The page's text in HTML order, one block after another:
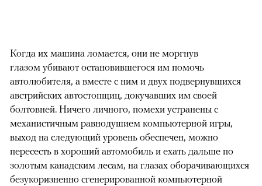
Когда их машина ломается, они не моргнув
глазом убивают остановившегося им помочь
автолюбителя, а вместе с ним и двух подвернувшихся
австрийских автостопщиц, докучавших им своей
болтовней. Ничего личного, помехи устранены с
механистичным равнодушием компьютерной игры,
выход на следующий уровень обеспечен, можно
пересесть в хороший автомобиль и ехать дальше по
золотым канадским лесам, на глазах оборачивающихся
безукоризненно сгенерированной компьютерной